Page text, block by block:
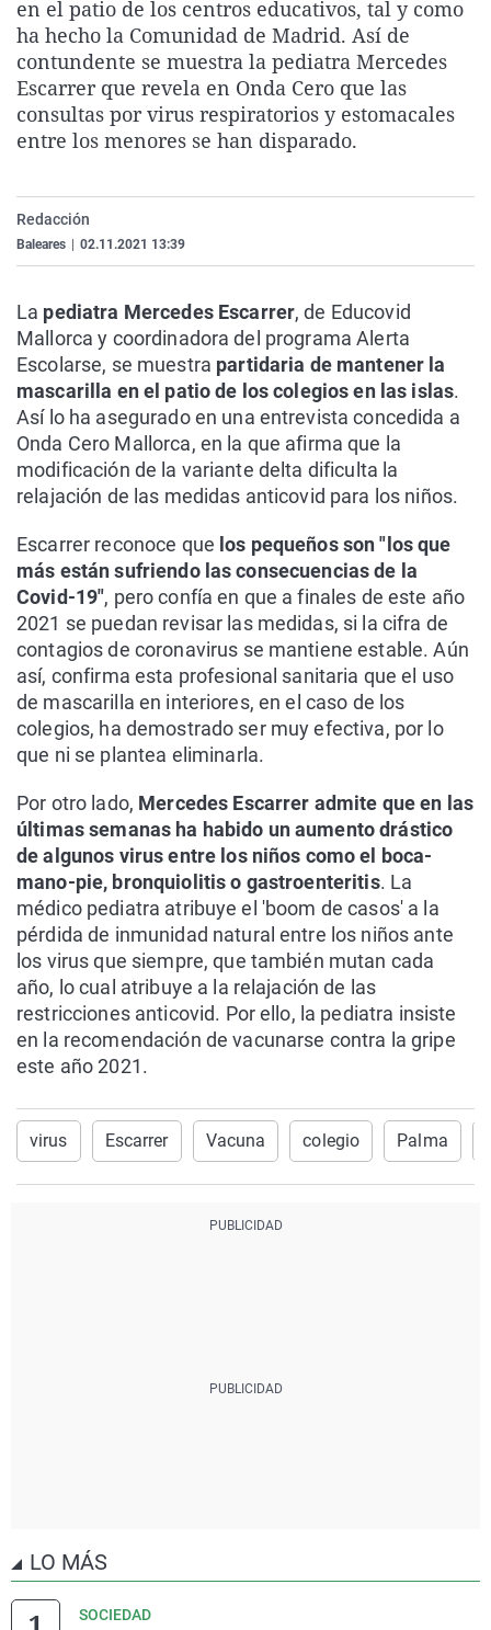
La rosa de los vientos
Gente viajera
Como el perro y el
Caso
Retornados
Equipo de
Operación Viuda
Extremadura
Galicia
La Rioja
Navarra
Virales
Televisión
Elecciones
en el patio de los centros educativos, tal y como
ha hecho la Comunidad de Madrid. Así de
contundente se muestra la pediatra Mercedes
Escarrer que revela en Onda Cero que las
consultas por virus respiratorios y estomacales
entre los menores se han disparado.
Redacción
Baleares 02.11.2021 13:39
La pediatra Mercedes Escarrer, de Educovid
Mallorca y coordinadora del programa Alerta
Escolarse, se muestra partidaria de mantener la
mascarilla en el patio de los colegios en las islas.
Así lo ha asegurado en una entrevista concedida a
Onda Cero Mallorca, en la que afirma que la
modificación de la variante delta dificulta la
relajación de las medidas anticovid para los niños.
Escarrer reconoce que los pequeños son "los que
más están sufriendo las consecuencias de la
Covid-19", pero confía en que a finales de este año
2021 se puedan revisar las medidas, si la cifra de
contagios de coronavirus se mantiene estable. Aún
así, confirma esta profesional sanitaria que el uso
de mascarilla en interiores, en el caso de los
colegios, ha demostrado ser muy efectiva, por lo
que ni se plantea eliminarla.
Por otro lado, Mercedes Escarrer admite que en las
últimas semanas ha habido un aumento drástico
de algunos virus entre los niños como el boca-
mano-pie, bronquiolitis o gastroenteritis. La
médico pediatra atribuye el 'boom de casos' a la
pérdida de inmunidad natural entre los niños ante
los virus que siempre, que también mutan cada
año, lo cual atribuye a la relajación de las
restricciones anticovid. Por ello, la pediatra insiste
en la recomendación de vacunarse contra la gripe
este año 2021.
virus Escarrer Vacuna colegio Palma
LO MÁS
SOCIEDAD